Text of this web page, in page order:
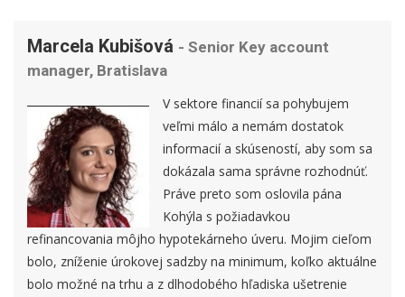
Marcela Kubišová - Senior Key account
manager, Bratislava
V sektore financií sa pohybujem
veľmi málo a nemám dostatok
informacií a skúseností, aby som sa
dokázala sama správne rozhodnúť.
Práve preto som oslovila pána
Kohýla s požiadavkou
refinancovania môjho hypotekárneho úveru. Mojim cieľom
bolo, zníženie úrokovej sadzby na minimum, koľko aktuálne
bolo možné na trhu a z dlhodobého hľadiska ušetrenie